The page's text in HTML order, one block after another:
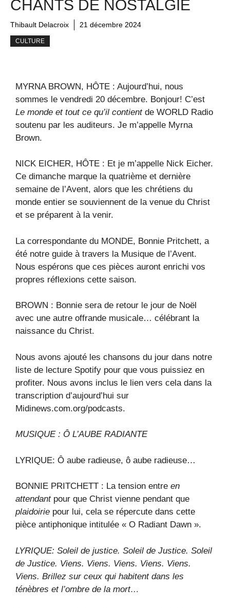
CHANTS DE NOSTALGIE
Thibault Delacroix 21 décembre 2024
CULTURE
MYRNA BROWN, HÔTE : Aujourd’hui, nous
sommes le vendredi 20 décembre. Bonjour! C’est
Le monde et tout ce qu’il contientde WORLD Radio
soutenu par les auditeurs. Je m’appelle Myrna
Brown.
NICK EICHER, HÔTE : Et je m’appelle Nick Eicher.
Ce dimanche marque la quatrième et dernière
semaine de l’Avent, alors que les chrétiens du
monde entier se souviennent de la venue du Christ
et se préparent à la venir.
La correspondante du MONDE, Bonnie Pritchett, a
été notre guide à travers la Musique de l’Avent.
Nous espérons que ces pièces auront enrichi vos
propres réflexions cette saison.
BROWN : Bonnie sera de retour le jour de Noël
avec une autre offrande musicale… célébrant la
naissance du Christ.
Nous avons ajouté les chansons du jour dans notre
liste de lecture Spotify pour que vous puissiez en
profiter. Nous avons inclus le lien vers cela dans la
transcription d’aujourd’hui sur
Midinews.com.org/podcasts.
MUSIQUE : Ô L’AUBE RADIANTE
LYRIQUE: Ô aube radieuse, ô aube radieuse…
BONNIE PRITCHETT : La tension entre en
attendantpour que Christ vienne pendant que
plaidoirie pour lui, cela se répercute dans cette
pièce antiphonique intitulée « O Radiant Dawn ».
LYRIQUE: Soleil de justice. Soleil de Justice. Soleil
de Justice. Viens. Viens. Viens. Viens. Viens.
Viens. Brillez sur ceux qui habitent dans les
ténèbres et l’ombre de la mort…